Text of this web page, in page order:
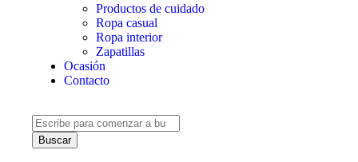
Productos de cuidado
Ropa casual
Ropa interior
Zapatillas
Ocasión
Contacto
Buscar